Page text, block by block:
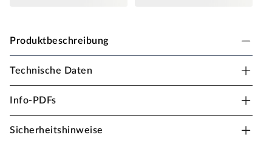
Produktbeschreibung
PALMAKO Carport "Karl" 20,6 m² grau
tauchimprägniert
Technische Daten
Info-PDFs
Sicherheitshinweise